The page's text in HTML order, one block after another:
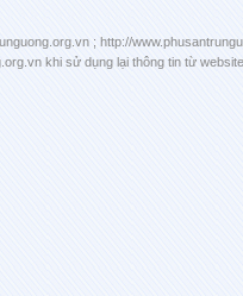
; http://
khi sử dụng lại thông tin từ